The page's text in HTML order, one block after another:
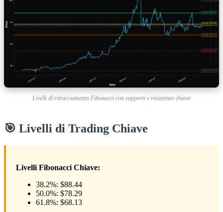
Livelli di ritracciamento Fibonacci con supporti e resistenze chiave
🎯 Livelli di Trading Chiave
Livelli Fibonacci Chiave:
38.2%: $88.44
50.0%: $78.29
61.8%: $68.13